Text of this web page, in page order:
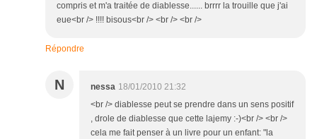
compris et m'a traitée de diablesse...... brrrr la trouille que j'ai
eue<br /> !!!! bisous<br /> <br /> <br />
Répondre
N nessa 18/01/2010 21:32
<br /> diablesse peut se prendre dans un sens positif
, drole de diablesse que cette lajemy :-)<br /> <br />
cela me fait penser à un livre pour un enfant: "la